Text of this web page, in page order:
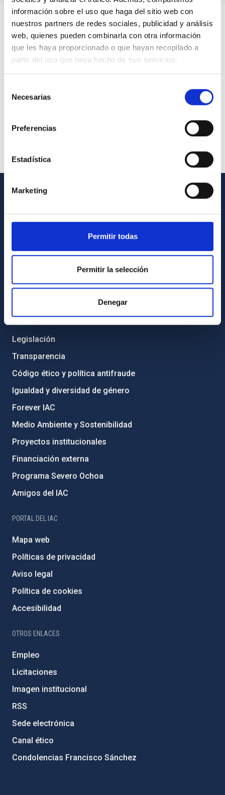
información sobre el uso que haga del sitio web con
nuestros partners de redes sociales, publicidad y análisis
web, quienes pueden combinarla con otra información
que les haya proporcionado o que hayan recopilado a
partir del uso que haya hecho de sus servicios.
Necesarias
Preferencias
Estadística
Marketing
Permitir todas
Permitir la selección
Denegar
Contacto
Directorio de personal
Registro general
INFORMACIÓN INSTITUCIONAL
Legislación
Transparencia
Código ético y política antifraude
Igualdad y diversidad de género
Forever IAC
Medio Ambiente y Sostenibilidad
Proyectos institucionales
Financiación externa
Programa Severo Ochoa
Amigos del IAC
PORTAL DEL IAC
Mapa web
Políticas de privacidad
Aviso legal
Política de cookies
Accesibilidad
OTROS ENLACES
Empleo
Licitaciones
Imagen institucional
RSS
Sede electrónica
Canal ético
Condolencias Francisco Sánchez